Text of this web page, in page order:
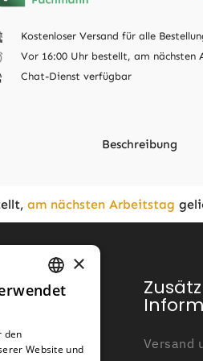
Kostenloser Versand für alle
Vor 16:00 Uhr bestellt, am
Chat-Dienst verfügbar
Beschreibung
Informationen
am nächsten Arbeitstag
Versand
GERMAN
GERMAN
×
den
Website und